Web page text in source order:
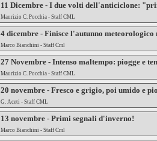
11 Dicembre - I due volti dell'anticiclone:
Maurizio C. Pocchia - Staff CML
4 dicembre - Finisce l'autunno
Marco Bianchini - Staff Cml
27 Novembre - Intenso maltempo: piogge e
Maurizio C. Pocchia - Staff CML
20 novembre - Fresco e grigio, poi umido e
G. Aceti - Staff CML
13 novembre - Primi segnali d'inverno!
Marco Bianchini - Staff Cml